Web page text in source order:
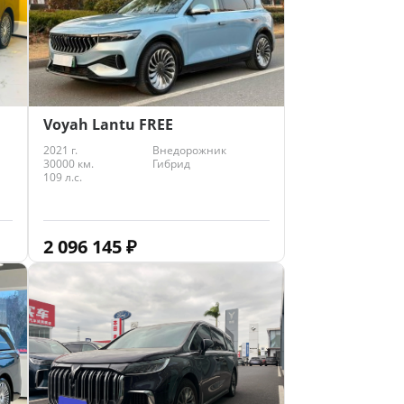
Voyah Lantu FREE
2021 г.
Внедорожник
30000 км.
Гибрид
109 л.с.
2 096 145₽